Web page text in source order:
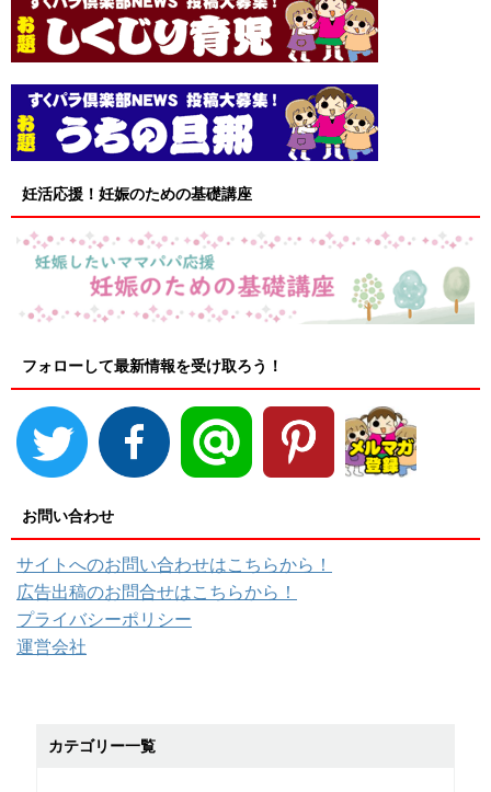
妊活応援！妊娠のための基礎講座
フォローして最新情報を受け取ろう！
お問い合わせ
サイトへのお問い合わせはこちらから！
広告出稿のお問合せはこちらから！
プライバシーポリシー
運営会社
カテゴリー一覧